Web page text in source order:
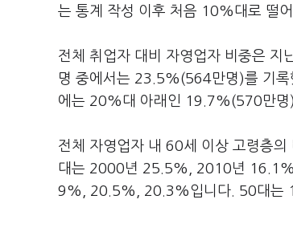
는 통계 작성 이후 처음 10%대로 떨어
전체 취업자 대비 자영업자 비중은
명 중에서는 23.5%(564만명)를 기
에는 20%대 아래인 19.7%(570만명)
전체 자영업자 내 60세 이상 고령층
대는 2000년 25.5%, 2010년
9%, 20.5%, 20.3%입니다. 50대는